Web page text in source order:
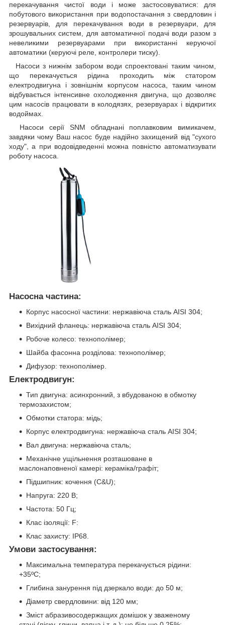
перекачування чистої води і може застосовуватися: для
побутового використання при водопостачання з свердловин і
резервуарів, для перекачування води в резервуари, для
зрошувальних систем, для автоматичної подачі води разом з
невеликими резервуарами при використанні керуючої
автоматики (керуючі реле, контролери тиску).
Насоси з нижнім забором води спроектовані таким чином,
що перекачується рідина проходить між статором
електродвигуна і зовнішнім корпусом насоса, таким чином
відбувається інтенсивне охолодження двигуна, що дозволяє
цим насосів працювати в колодязях, резервуарах і відкритих
водоймах.
Насоси серії SNM обладнані поплавковим вимикачем,
завдяки чому Ваш насос буде надійно захищений від "сухого
ходу", а при водовідведенні можна повністю автоматизувати
роботу насоса.
Насосна частина:
Корпус насосної частини: нержавіюча сталь AISI 304;
Вихідний фланець: нержавіюча сталь AISI 304;
Робоче колесо: технополімер;
Шайба фасонна розділова: технополімер;
Дифузор: технополімер.
Електродвигун:
Тип двигуна: асинхронний, з вбудованою в обмотку
термозахистом;
Обмотки статора: мідь;
Корпус електродвигуна: нержавіюча сталь AISI 304;
Вал двигуна: нержавіюча сталь;
Механічне ущільнення розташоване в
маслонаповненої камері: кераміка/графіт;
Підшипник: кочення (C&U);
Напруга: 220 В;
Частота: 50 Гц;
Клас ізоляції: F:
Клас захисту: IP68.
Умови застосування:
Максимальна температура перекачується рідини:
+35ºС;
Глибина занурення під дзеркало води: до 50 м;
Діаметр свердловини: від 120 мм;
Зміст абразивосодержащих домішок у зваженому